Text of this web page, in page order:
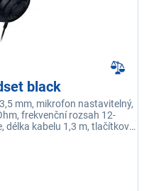
black
mm, mikrofon nastavitelný,
frekvenční rozsah 12-
délka kabelu 1,3 m, tlačítkové